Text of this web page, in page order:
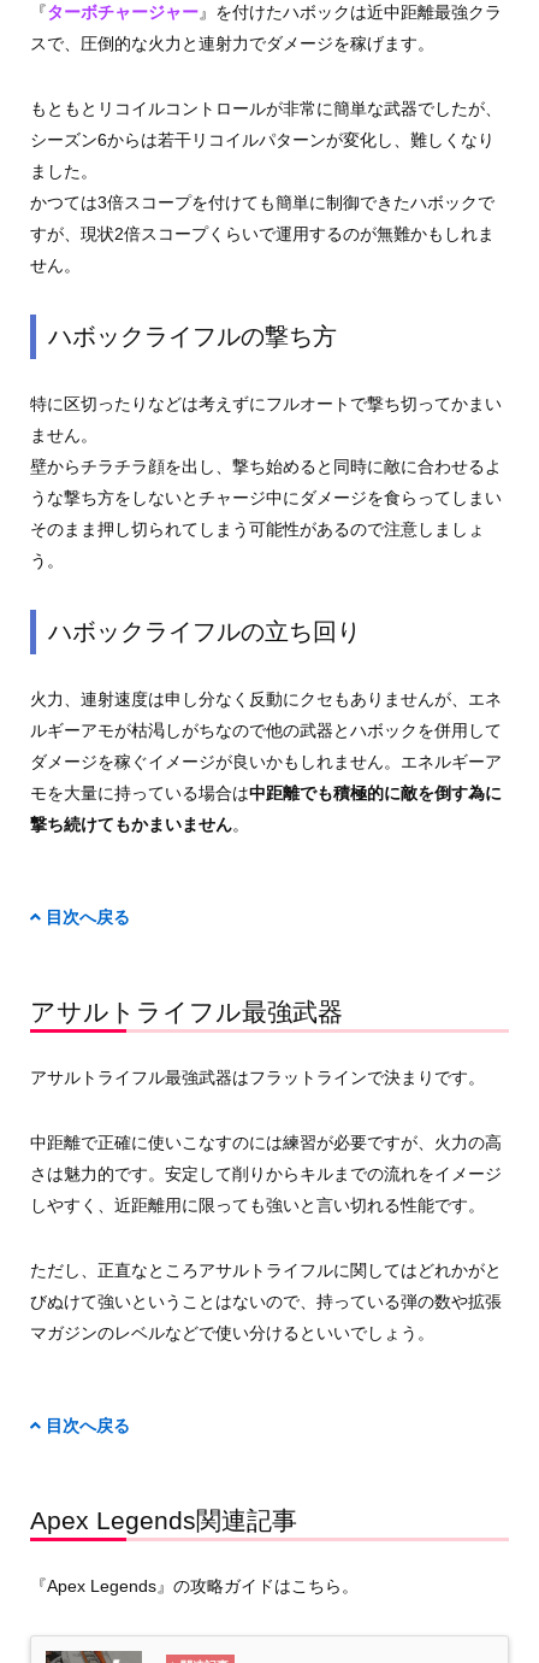
『ターボチャージャー』を付けたハボックは近中距離最強クラ
スで、圧倒的な火力と連射力でダメージを稼げます。
もともとリコイルコントロールが非常に簡単な武器でしたが、
シーズン6からは若干リコイルパターンが変化し、難しくなり
ました。
かつては3倍スコープを付けても簡単に制御できたハボックで
すが、現状2倍スコープくらいで運用するのが無難かもしれま
せん。
ハボックライフルの撃ち方
特に区切ったりなどは考えずにフルオートで撃ち切ってかまい
ません。
壁からチラチラ顔を出し、撃ち始めると同時に敵に合わせるよ
うな撃ち方をしないとチャージ中にダメージを食らってしまい
そのまま押し切られてしまう可能性があるので注意しましょ
う。
ハボックライフルの立ち回り
火力、連射速度は申し分なく反動にクセもありませんが、エネ
ルギーアモが枯渇しがちなので他の武器とハボックを併用して
ダメージを稼ぐイメージが良いかもしれません。エネルギーア
モを大量に持っている場合は中距離でも積極的に敵を倒す為に
撃ち続けてもかまいません。
目次へ戻る
アサルトライフル最強武器
アサルトライフル最強武器はフラットラインで決まりです。
中距離で正確に使いこなすのには練習が必要ですが、火力の高
さは魅力的です。安定して削りからキルまでの流れをイメージ
しやすく、近距離用に限っても強いと言い切れる性能です。
ただし、正直なところアサルトライフルに関してはどれかがと
びぬけて強いということはないので、持っている弾の数や拡張
マガジンのレベルなどで使い分けるといいでしょう。
目次へ戻る
Apex Legends関連記事
『Apex Legends』の攻略ガイドはこちら。